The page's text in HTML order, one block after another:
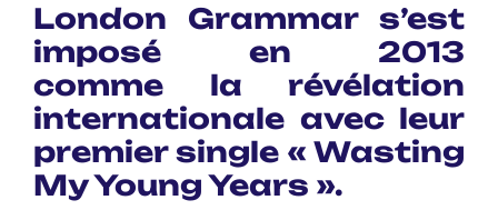
London Grammar s’est
imposé en 2013
comme la révélation
internationale avec leur
premier single « Wasting
My Young Years ».